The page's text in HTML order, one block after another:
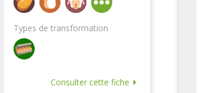
Types de transformation
Consulter cette fiche